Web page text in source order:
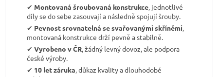
✔︎ Montovaná šroubovaná konstrukce, jednotlivé
díly se do sebe zasouvají a následně spojují šrouby.
✔︎ Pevnost srovnatelná se svařovanými skříněmi,
montovaná konstrukce drží pevně a stabilně.
✔︎ Vyrobeno v ČR, žádný levný dovoz, ale podpora
české výroby.
✔︎ 10 let záruka, důkaz kvality a dlouhodobé